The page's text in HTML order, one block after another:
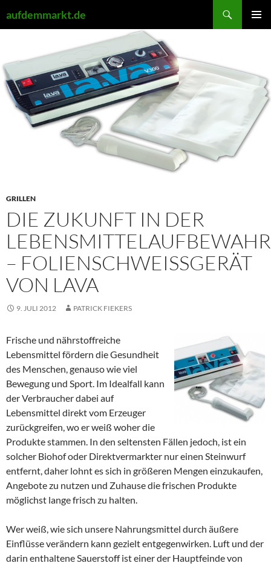
Inhalt
aufdemmarkt.de
GRILLEN
DIE ZUKUNFT IN DER
– FOLIENSCHWEISSGERÄT V
ON LAVA
9. JULI 2012 PATRICK FIEKERS
Frische und nährstoffreiche
Lebensmittel fördern die Gesundheit
des Menschen, genauso wie viel
Bewegung und Sport. Im Idealfall kann
der Verbraucher dabei auf
Lebensmittel direkt vom Erzeuger
zurückgreifen, wo er weiß woher die
Produkte stammen. In den seltensten Fällen jedoch, ist ein
solcher Biohof oder Direktvermarkter nur einen Steinwurf
entfernt, daher lohnt es sich in größeren Mengen einzukaufen,
Angebote zu nutzen und Zuhause die frischen Produkte
möglichst lange frisch zu halten.
Wer weiß, wie sich unsere Nahrungsmittel durch äußere
Einflüsse verändern kann gezielt entgegenwirken. Luft und der
darin enthaltene Sauerstoff ist einer der Hauptfeinde von